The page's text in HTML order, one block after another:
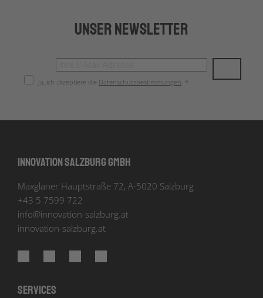
Unser Newsletter
Ja, ich akzeptiere die Datenschutzbestimmungen . *
Innovation Salzburg GmbH
Maxglaner Hauptstraße 72, A-5020 Salzburg
+43 5 7599 722
info@innovation-salzburg.at
innovation-salzburg.at
Services